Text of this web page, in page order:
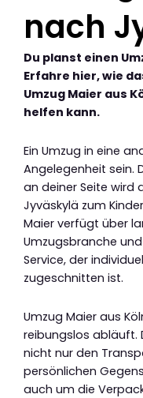
nach
Du planst einen
Erfahre hier, wie
Umzug Maier aus
helfen kann.
Ein Umzug in eine
Angelegenheit sein.
an deiner Seite wird
Jyväskylä zum
Maier verfügt über
Umzugsbranche
Service, der
zugeschnitten ist.
Umzug Maier aus
reibungslos abläuft.
nicht nur den
persönlichen
auch um die